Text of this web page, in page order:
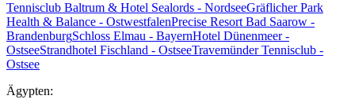
Tennisclub Baltrum & Hotel Sealords - NordseeGräflicher Park
Health & Balance - OstwestfalenPrecise Resort Bad Saarow -
BrandenburgSchloss Elmau - BayernHotel Dünenmeer -
OstseeStrandhotel Fischland - OstseeTravemünder Tennisclub -
Ostsee
Ägypten: